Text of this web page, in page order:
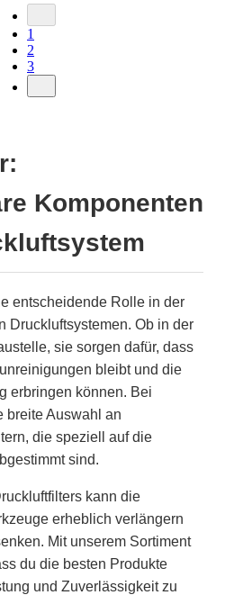
1
2
3
Komponenten
entscheidende Rolle in der
Druckluftsystemen. Ob in der
sie sorgen dafür, dass
bleibt und die
erbringen können. Bei
breite Auswahl an
die speziell auf die
sind.
kann die
erheblich verlängern
Mit unserem Sortiment
du die besten Produkte
und Zuverlässigkeit zu